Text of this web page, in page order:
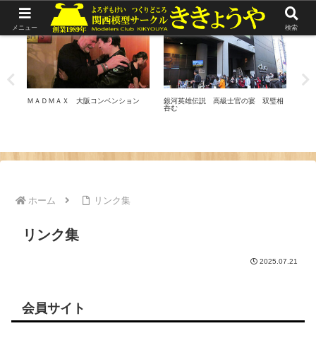
リポート
ＭＡＤＭＡＸ 大阪コンベンション
リポート
銀河英雄伝説 高級士官の宴 双璧相
呑む
ホーム リンク集
リンク集
2025.07.21
会員サイト
メニュー 検索